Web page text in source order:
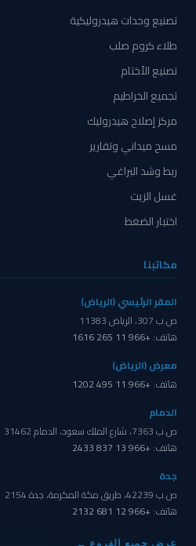
تصنيع وحدات هيدروليكية
طلاء كروم صلب
تصنيع الأختام
تجميع الخراطيم
مركز إصلاح هيدروليك
مسح ميداني وتقارير
ربط وشد البراغي
غسل الزيت
اختبار الضغط
مكاتبنا
المقر الرئيسي (الرياض)
ص.ب 307، الرياض 11383
هاتف:+966 11 265 1616
معرض (الرياض)
هاتف:+966 11 495 1202
الدمام
ص.ب 7363، شارع الملك سعود، الدمام 31462
هاتف:+966 13 837 2433
جدة
ص.ب 42239، طريق مكة المكرمة، جدة 2154
هاتف:+966 12 681 2132